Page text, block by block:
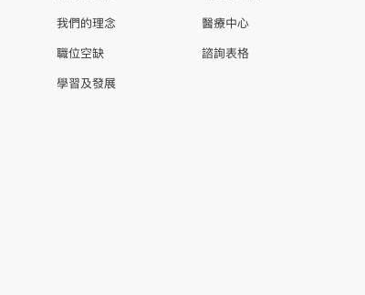
我們的理念
職位空缺
學習及發展
醫療中心
諮詢表格